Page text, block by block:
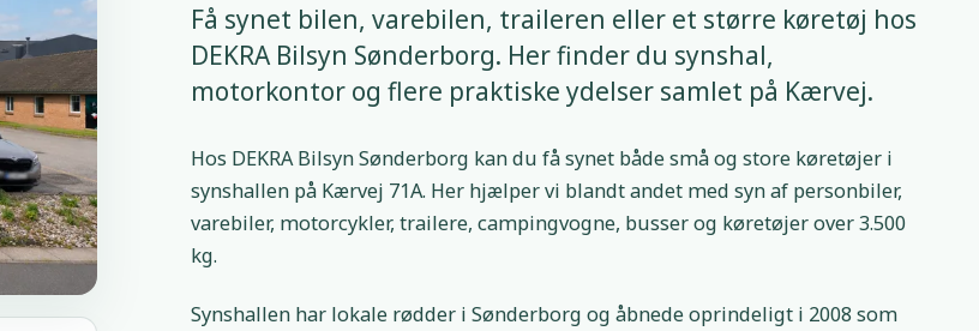
Få synet bilen, varebilen, traileren eller et større køretøj hos
DEKRA Bilsyn Sønderborg. Her finder du synshal,
motorkontor og flere praktiske ydelser samlet på Kærvej.
Hos DEKRA Bilsyn Sønderborg kan du få synet både små og store køretøjer i
synshallen på Kærvej 71A. Her hjælper vi blandt andet med syn af personbiler,
varebiler, motorcykler, trailere, campingvogne, busser og køretøjer over 3.500
kg.
Synshallen har lokale rødder i Sønderborg og åbnede oprindeligt i 2008 som